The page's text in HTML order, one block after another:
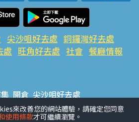
尖沙咀好去處 銅鑼灣好去處
處 旺角好去處 社會 餐廳情報
開倉 尖沙咀好去處
處 荃灣好去處 旺角好去處 社會
來改善您的網站體驗，請確定您同意
使用條款才可繼續瀏覽。